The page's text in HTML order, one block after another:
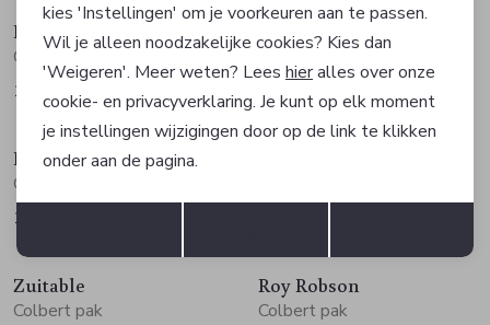
Digel
Colbert pak
173,97 289,95
Roy Robson
203,40
339,00
Sale
Digel
Colbert pak
179,97
Zuitable
Colbert pak
Roy Robson
Colbert pak
Terug Opslaan
kies 'Instellingen' om je voorkeuren aan te passen.
Wil je alleen noodzakelijke cookies? Kies dan
'Weigeren'. Meer weten? Lees hieralles over onze
cookie- en privacyverklaring. Je kunt op elk moment
je instellingen wijzigingen door op de link te klikken
onder aan de pagina.